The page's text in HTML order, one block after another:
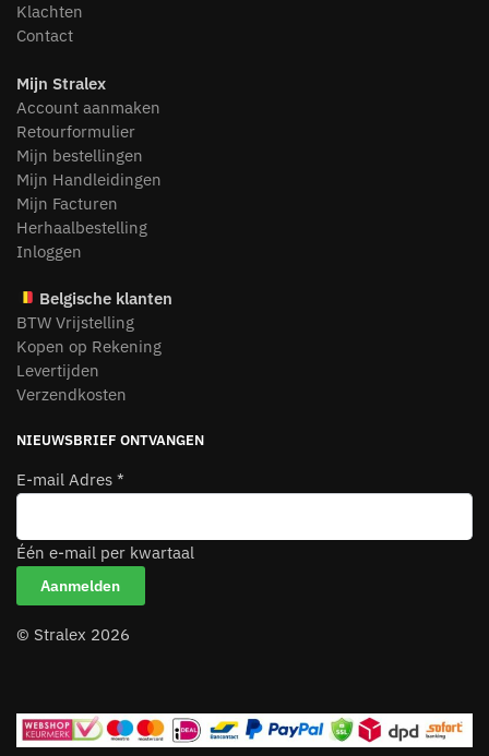
Klachten
Contact
Mijn Stralex
Account aanmaken
Retourformulier
Mijn bestellingen
Mijn Handleidingen
Mijn Facturen
Herhaalbestelling
Inloggen
Belgische klanten
BTW Vrijstelling
Kopen op Rekening
Levertijden
Verzendkosten
NIEUWSBRIEF ONTVANGEN
E-mail Adres *
Één e-mail per kwartaal
© Stralex 2026